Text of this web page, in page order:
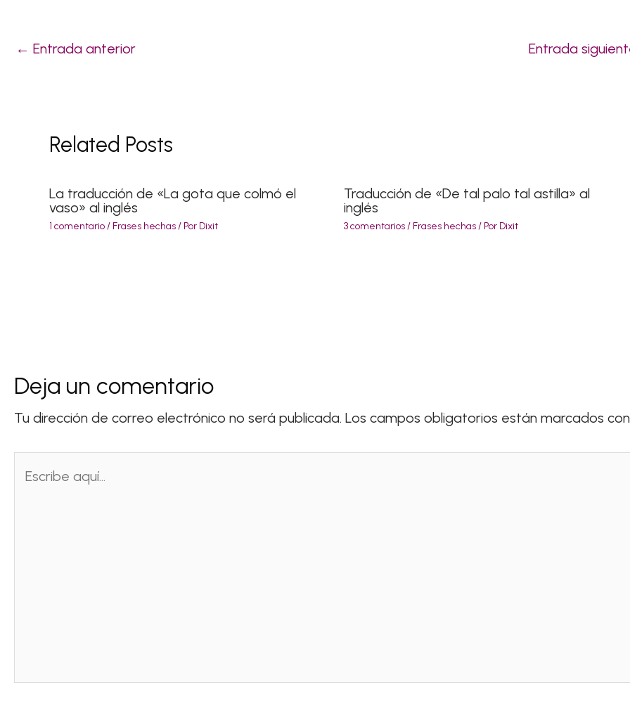
← Entrada anterior Entrada
Related Posts
La traducción de «La gota que colmó el
vaso» al inglés
1 comentario/ Frases hechas/ Por Dixit
Traducción de «De tal palo tal astilla» al
inglés
3 comentarios/ Frases hechas/ Por Dixit
Deja un comentario
Tu dirección de correo electrónico no será publicada. Los campos obligatorios están marcados